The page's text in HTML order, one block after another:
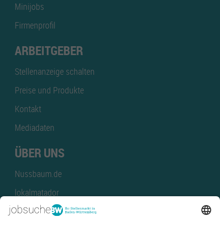
Minijobs
Firmenprofil
ARBEITGEBER
Stellenanzeige schalten
Preise und Produkte
Kontakt
Mediadaten
ÜBER UNS
Nussbaum.de
lokalmatador
kaufinBW